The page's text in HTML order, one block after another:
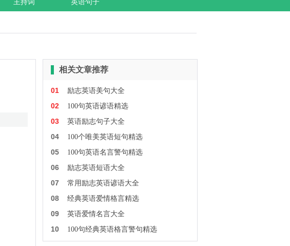
相关文章推荐
01 励志英语美句大全
02 100句英语谚语精选
03 英语励志句子大全
04 100个唯美英语短句精选
05 100句英语名言警句精选
06 励志英语短语大全
07 常用励志英语谚语大全
08 经典英语爱情格言精选
09 英语爱情名言大全
10 100句经典英语格言警句精选